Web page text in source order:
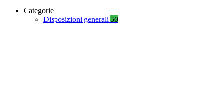
Categorie
Disposizioni generali 50